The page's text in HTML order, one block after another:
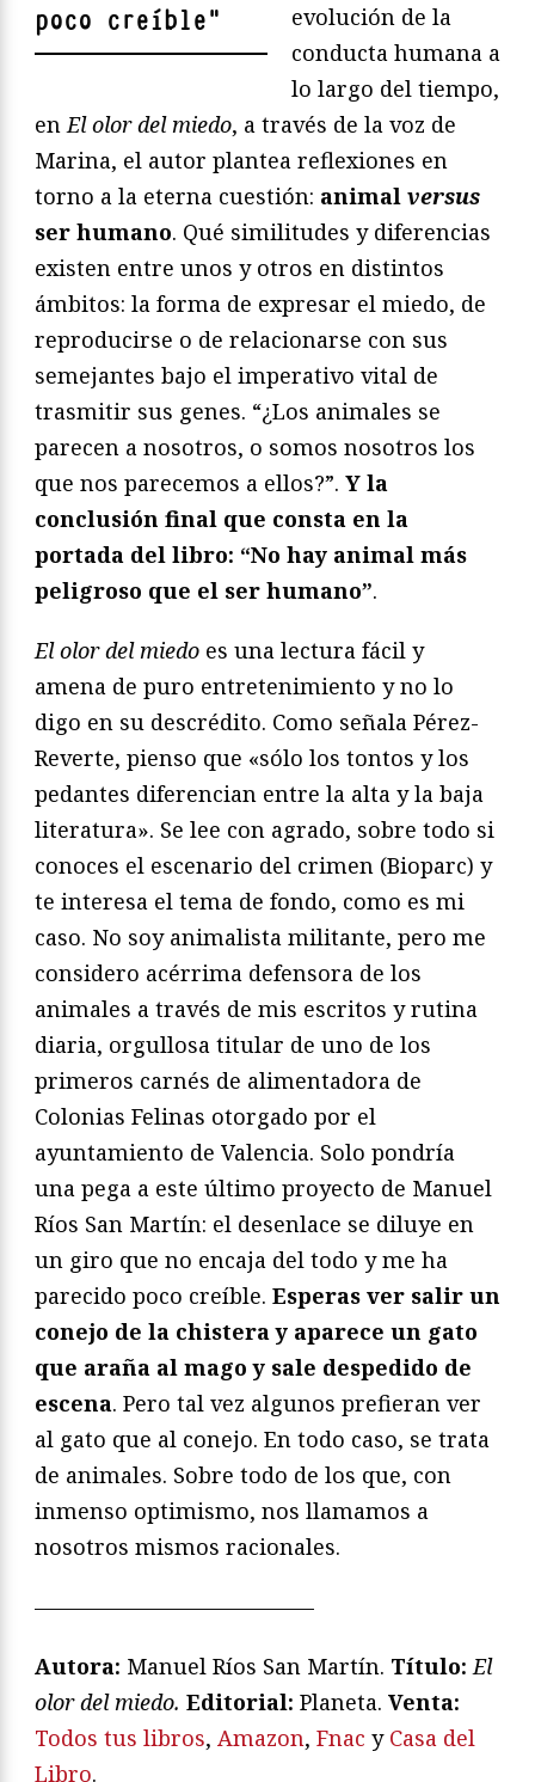
poco creíble"
evolución de la
conducta humana a
lo largo del tiempo,
en El olor del miedo, a través de la voz de
Marina, el autor plantea reflexiones en
torno a la eterna cuestión: animal versus
ser humano. Qué similitudes y diferencias
existen entre unos y otros en distintos
ámbitos: la forma de expresar el miedo, de
reproducirse o de relacionarse con sus
semejantes bajo el imperativo vital de
trasmitir sus genes. “¿Los animales se
parecen a nosotros, o somos nosotros los
que nos parecemos a ellos?”. Y la
conclusión final que consta en la
portada del libro: “No hay animal más
peligroso que el ser humano”.
El olor del miedo es una lectura fácil y
amena de puro entretenimiento y no lo
digo en su descrédito. Como señala Pérez-
Reverte, pienso que «sólo los tontos y los
pedantes diferencian entre la alta y la baja
literatura». Se lee con agrado, sobre todo si
conoces el escenario del crimen (Bioparc) y
te interesa el tema de fondo, como es mi
caso. No soy animalista militante, pero me
considero acérrima defensora de los
animales a través de mis escritos y rutina
diaria, orgullosa titular de uno de los
primeros carnés de alimentadora de
Colonias Felinas otorgado por el
ayuntamiento de Valencia. Solo pondría
una pega a este último proyecto de Manuel
Ríos San Martín: el desenlace se diluye en
un giro que no encaja del todo y me ha
parecido poco creíble. Esperas ver salir un
conejo de la chistera y aparece un gato
que araña al mago y sale despedido de
escena. Pero tal vez algunos prefieran ver
al gato que al conejo. En todo caso, se trata
de animales. Sobre todo de los que, con
inmenso optimismo, nos llamamos a
nosotros mismos racionales.
—————————————
Autora: Manuel Ríos San Martín. Título: El
olor del miedo. Editorial: Planeta. Venta:
Todos tus libros, Amazon, Fnac y Casa del
Libro.